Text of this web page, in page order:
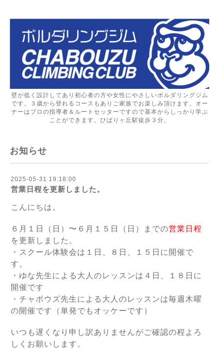
壁が低く設計してあり初心者の方や女性にやさしいボルダリングジム
です。３歳から登れるコースもありご家族でお楽しみ頂けます。オー
ナーはプロの指導者＆ルートセッターですので基本からしっかり学ぶ
ことができます。ひばりヶ丘駅徒歩３分。
お知らせ
2025-05-31 19:18:00
営業日程を更新しました。
こんにちは。
６月１日（日）〜６月１５日（日）までの営業日程
を更新しました。
・スクール体験会は１日、８日、１５日に開催で
す。
・ゆな先生による大人のレッスンは４日、１８日に
開催です
・チャボウズ先生による大人のレッスンは毎週木曜
の開催です（単発でもオッケーです）
いつも遅くなり申し訳ありませんがご確認の程よろ
しくお願いします。